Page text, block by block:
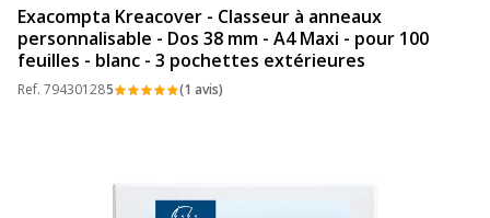
Exacompta Kreacover - Classeur à anneaux
personnalisable - Dos 38 mm - A4 Maxi - pour 100
feuilles - blanc - 3 pochettes extérieures
Ref. 794301285 (1 avis)